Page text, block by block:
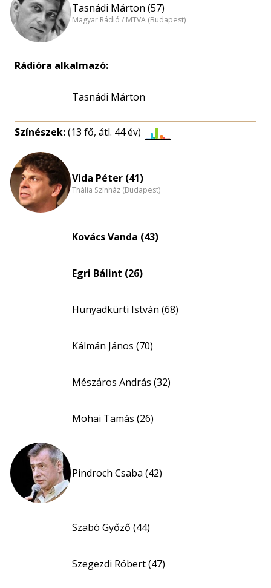
Tasnádi Márton (57)
Magyar Rádió / MTVA (Budapest)
Rádióra alkalmazó:
Tasnádi Márton
Színészek:(13 fő, átl. 44 év)
Vida Péter (41)
Thália Színház (Budapest)
Kovács Vanda (43)
Egri Bálint (26)
Hunyadkürti István (68)
Kálmán János (70)
Mészáros András (32)
Mohai Tamás (26)
Pindroch Csaba (42)
Szabó Győző (44)
Szegezdi Róbert (47)